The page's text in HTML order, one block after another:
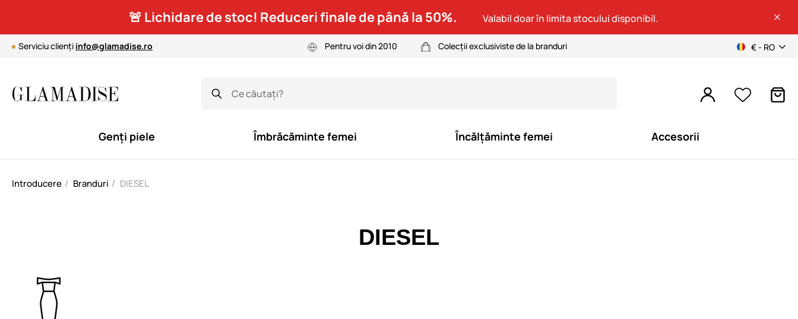
🚨 Lichidare de stoc! Reduceri finale de până la 50%. Valabil doar în limita stocului disponibil.
Serviciu clienți info@glamadise.ro Pentru voi din 2010 Colecții exclusiviste de la branduri € - RO
Genți piele Îmbrăcăminte femei Încălțăminte femei Accesorii
Introducere Branduri DIESEL
DIESEL